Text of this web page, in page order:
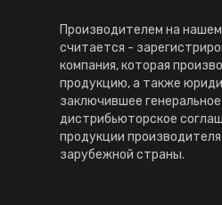
Производителем на
считается -
компания, которая
продукцию, а также
заключившее генеральное
дистрибьюторское
продукции
зарубежной страны.